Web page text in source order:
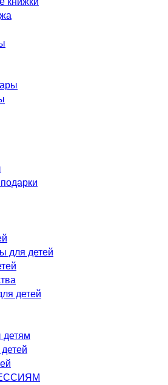
для детей
детей